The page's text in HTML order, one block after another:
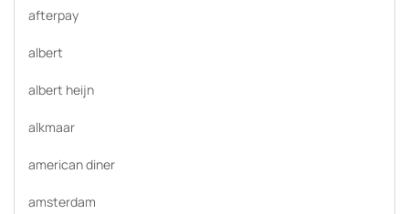
afterpay
albert
albert heijn
alkmaar
american diner
amsterdam